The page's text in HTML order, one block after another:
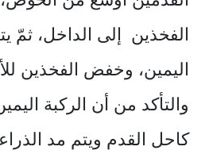
الفخذين إلى الداخل، ثمّ
اليمين، وخفض الفخذين
والتأكد من أن الركبة
كاحل القدم ويتم مد